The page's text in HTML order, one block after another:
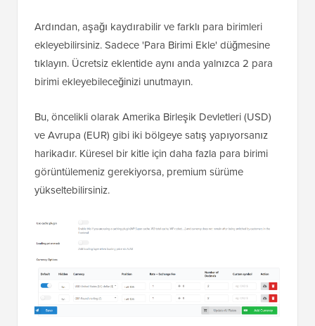
Ardından, aşağı kaydırabilir ve farklı para birimleri
ekleyebilirsiniz. Sadece 'Para Birimi Ekle' düğmesine
tıklayın. Ücretsiz eklentide aynı anda yalnızca 2 para
birimi ekleyebileceğinizi unutmayın.
Bu, öncelikli olarak Amerika Birleşik Devletleri (USD)
ve Avrupa (EUR) gibi iki bölgeye satış yapıyorsanız
harikadır. Küresel bir kitle için daha fazla para birimi
görüntülemeniz gerekiyorsa, premium sürüme
yükseltebilirsiniz.